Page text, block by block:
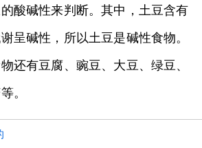
酸碱性来判断。其中，土豆含有
呈碱性，所以土豆是碱性食物。
还有豆腐、豌豆、大豆、绿豆、
。